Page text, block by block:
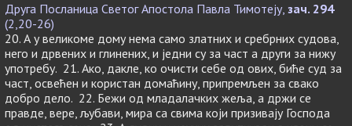
Друга Посланица Светог Апостола Павла Тимотеју, зач. 294
(2,20-26)
20. А у великоме дому нема само златних и сребрних судова,
него и дрвених и глинених, и једни су за част а други за нижу
употребу. 21. Ако, дакле, ко очисти себе од ових, биће суд за
част, освећен и користан домаћину, припремљен за свако
добро дело. 22. Бежи од младалачких жеља, а држи се
правде, вере, љубави, мира са свима који призивају Господа